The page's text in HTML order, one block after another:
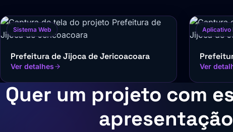
Sistema Web
Prefeitura de Jijoca de Jericoacoara
Ver detalhes
Aplicativo
Ver
Quer um projeto com